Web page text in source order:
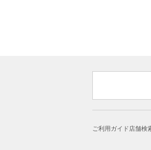
ご利用ガイド店舗検